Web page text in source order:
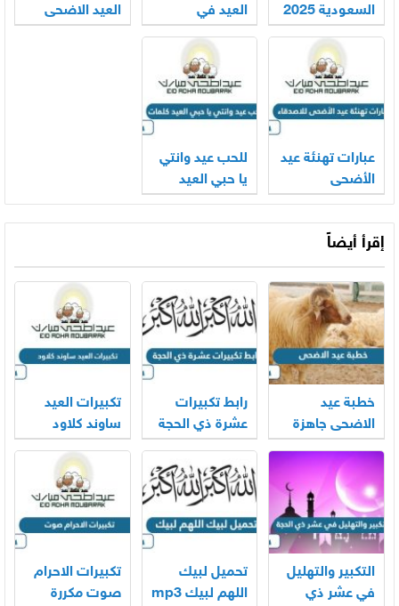
السعودية 2025
– 1446
العيد في
السعودية 2025
العيد الاضحى
عبارات تهنئة عيد
الأضحى
للاصدقاء 2025
– 1446
للحب عيد وانتي
يا حبي العيد
كلمات
إقرأ أيضاً
خطبة عيد
الاضحى جاهزة
2026
رابط تكبيرات
عشرة ذي الحجة
mp3 بجودة
عالية 2026
تكبيرات العيد
ساوند كلاود
بجودة عالية
التكبير والتهليل
في عشر ذي
تحميل لبيك
اللهم لبيك mp3
تكبيرات الاحرام
صوت مكررة